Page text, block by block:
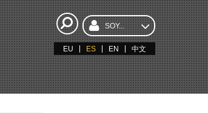
SOY...
EU ES EN 中文